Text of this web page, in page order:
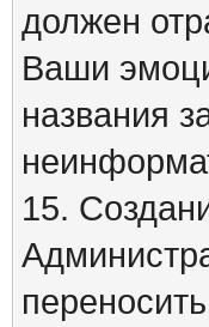
должен
Ваши
названия
15.